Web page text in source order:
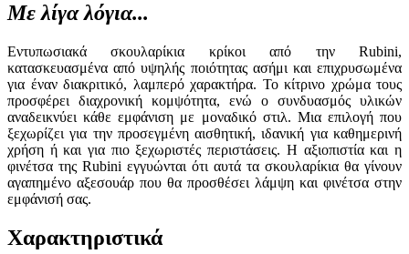
Με λίγα λόγια...
Εντυπωσιακά σκουλαρίκια κρίκοι από την Rubini,
κατασκευασμένα από υψηλής ποιότητας ασήμι και επιχρυσωμένα
για έναν διακριτικό, λαμπερό χαρακτήρα. Το κίτρινο χρώμα τους
προσφέρει διαχρονική κομψότητα, ενώ ο συνδυασμός υλικών
αναδεικνύει κάθε εμφάνιση με μοναδικό στιλ. Μια επιλογή που
ξεχωρίζει για την προσεγμένη αισθητική, ιδανική για καθημερινή
χρήση ή και για πιο ξεχωριστές περιστάσεις. Η αξιοπιστία και η
φινέτσα της Rubini εγγυώνται ότι αυτά τα σκουλαρίκια θα γίνουν
αγαπημένο αξεσουάρ που θα προσθέσει λάμψη και φινέτσα στην
εμφάνισή σας.
Χαρακτηριστικά